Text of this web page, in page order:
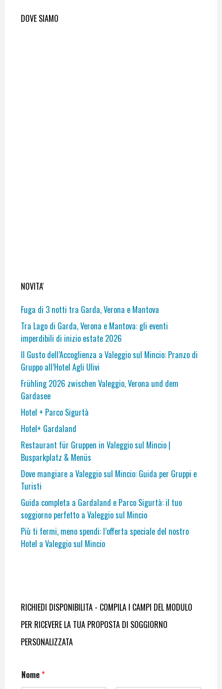
DOVE SIAMO
NOVITA'
Fuga di 3 notti tra Garda, Verona e Mantova
Tra Lago di Garda, Verona e Mantova: gli eventi
imperdibili di inizio estate 2026
Il Gusto dell’Accoglienza a Valeggio sul Mincio: Pranzo di
Gruppo all’Hotel Agli Ulivi
Frühling 2026 zwischen Valeggio, Verona und dem
Gardasee
Hotel + Parco Sigurtà
Hotel+ Gardaland
Restaurant für Gruppen in Valeggio sul Mincio |
Busparkplatz & Menüs
Dove mangiare a Valeggio sul Mincio: Guida per Gruppi e
Turisti
Guida completa a Gardaland e Parco Sigurtà: il tuo
soggiorno perfetto a Valeggio sul Mincio
Più ti fermi, meno spendi: l’offerta speciale del nostro
Hotel a Valeggio sul Mincio
RICHIEDI DISPONIBILITA - COMPILA I CAMPI DEL MODULO
PER RICEVERE LA TUA PROPOSTA DI SOGGIORNO
PERSONALIZZATA
Nome*